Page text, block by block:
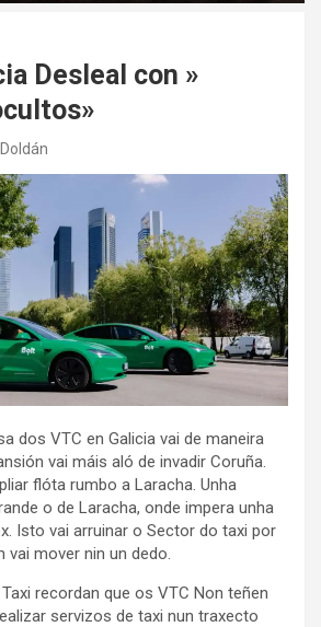
Desleal con »
dos VTC en Galicia vai de maneira
vai máis aló de invadir Coruña.
flóta rumbo a Laracha. Unha
o de Laracha, onde impera unha
Isto vai arruinar o Sector do taxi por
vai mover nin un dedo.
recordan que os VTC Non teñen
servizos de taxi nun traxecto